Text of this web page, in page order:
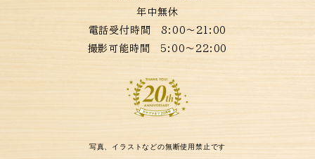
年中無休
電話受付時間 8:00〜21:00
撮影可能時間 5:00〜22:00
写真、イラストなどの無断使用禁止です